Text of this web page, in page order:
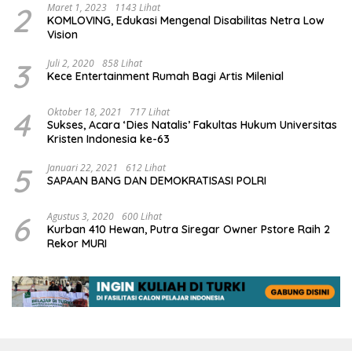
2 Maret 1, 2023 1143 Lihat
KOMLOVING, Edukasi Mengenal Disabilitas Netra Low
Vision
3 Juli 2, 2020 858 Lihat
Kece Entertainment Rumah Bagi Artis Milenial
4 Oktober 18, 2021 717 Lihat
Sukses, Acara ‘Dies Natalis’ Fakultas Hukum Universitas
Kristen Indonesia ke-63
5 Januari 22, 2021 612 Lihat
SAPAAN BANG DAN DEMOKRATISASI POLRI
6 Agustus 3, 2020 600 Lihat
Kurban 410 Hewan, Putra Siregar Owner Pstore Raih 2
Rekor MURI